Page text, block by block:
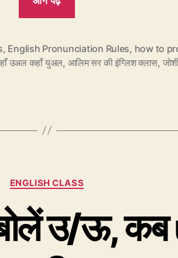
बोला
जाता
है
‘च’”
, English Pronunciation Rules, how to
उअल कहाँ युअल, आलिम सर की इंग्लिश क्लास,
Categories
ENGLISH CLASS
उ/ऊ, कब